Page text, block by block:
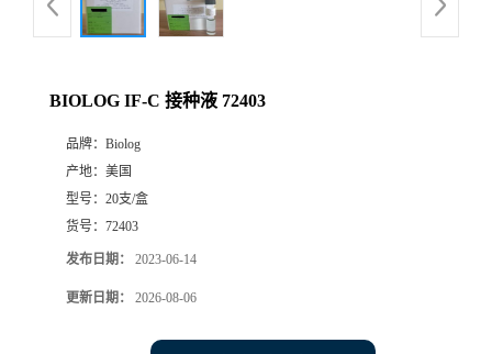
BIOLOG IF-C 接种液 72403
品牌： Biolog
产地： 美国
型号： 20支/盒
货号： 72403
发布日期： 2023-06-14
更新日期： 2026-08-06